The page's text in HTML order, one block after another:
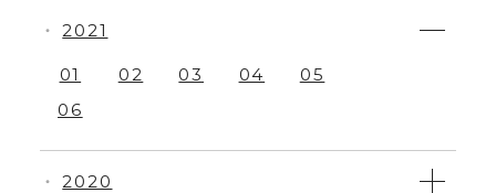
・ 2020
・ 2021
01 02 03 04
05
06